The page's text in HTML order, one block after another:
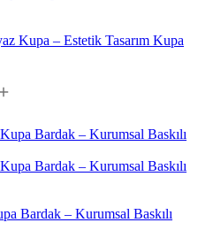
Kupa – Estetik Tasarım Kupa
Bardak – Kurumsal Baskılı